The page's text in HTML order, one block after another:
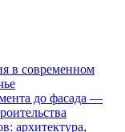
в современном
до фасада —
архитектура,